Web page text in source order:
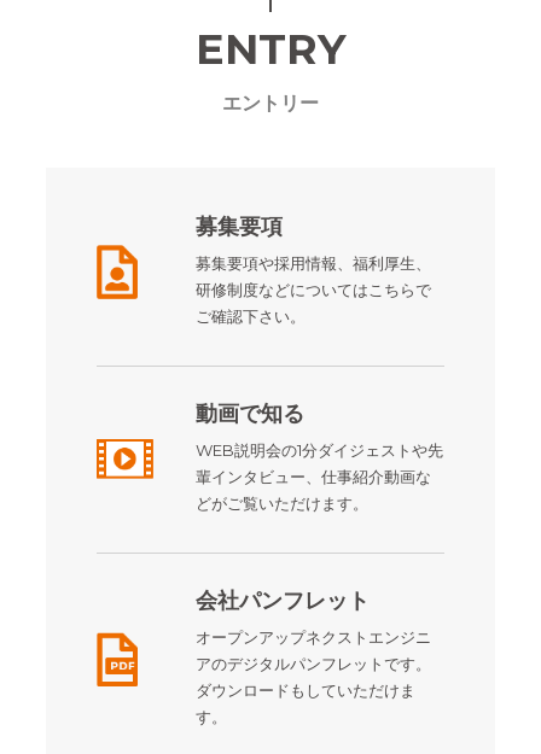
ENTRY
エントリー
募集要項
募集要項や採用情報、福利厚生、
研修制度などについてはこちらで
ご確認下さい。
動画で知る
WEB説明会の1分ダイジェストや先
輩インタビュー、仕事紹介動画な
どがご覧いただけます。
会社パンフレット
オープンアップネクストエンジニ
アのデジタルパンフレットです。
ダウンロードもしていただけま
す。